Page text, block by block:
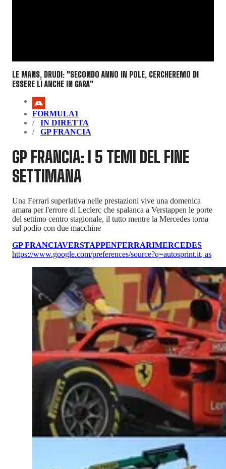
LE MANS, DRUDI: "SECONDO ANNO IN POLE, CERCHEREMO DI
ESSERE LÌ ANCHE IN GARA"
FORMULA1
IN DIRETTA
GP FRANCIA
GP FRANCIA: I 5 TEMI DEL FINE
SETTIMANA
Una Ferrari superlativa nelle prestazioni vive una domenica
amara per l'errore di Leclerc che spalanca a Verstappen le porte
del settimo centro stagionale, il tutto mentre la Mercedes torna
sul podio con due macchine
GP FRANCIAVERSTAPPENFERRARIMERCEDES
https://www.google.com/preferences/source?q=autosprint.it, as